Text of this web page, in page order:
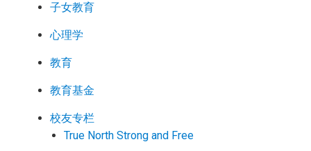
子女教育
心理学
教育
教育基金
校友专栏
True North Strong and Free